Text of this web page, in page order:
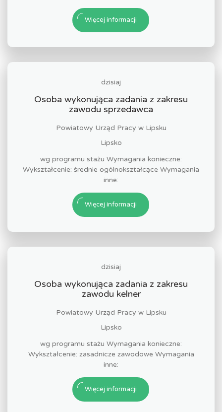
Więcej informacji
dzisiaj
Osoba wykonująca zadania z zakresu
zawodu sprzedawca
Powiatowy Urząd Pracy w Lipsku
Lipsko
wg programu stażu Wymagania konieczne:
Wykształcenie: średnie ogólnokształcące Wymagania
inne:
Więcej informacji
dzisiaj
Osoba wykonująca zadania z zakresu
zawodu kelner
Powiatowy Urząd Pracy w Lipsku
Lipsko
wg programu stażu Wymagania konieczne:
Wykształcenie: zasadnicze zawodowe Wymagania
inne:
Więcej informacji